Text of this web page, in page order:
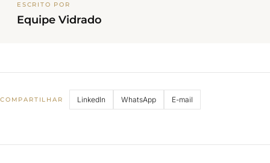
ESCRITO POR
Equipe Vidrado
COMPARTILHAR LinkedIn WhatsApp E-mail